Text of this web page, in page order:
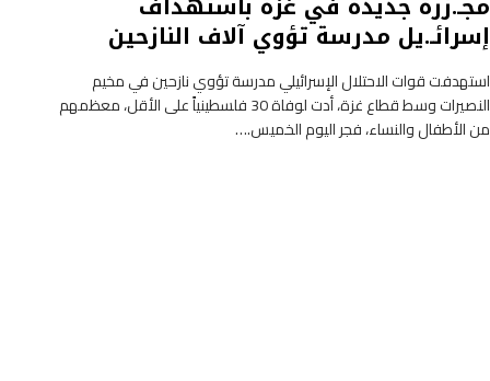
إسرائـ.يل مدرسة تؤوي آلاف النازحين
استهدفت قوات الاحتلال الإسرائيلي مدرسة تؤوي نازحين في مخيم
النصيرات وسط قطاع غزة، أدت لوفاة 30 فلسطينياً على الأقل، معظمهم
من الأطفال والنساء، فجر اليوم الخميس.…